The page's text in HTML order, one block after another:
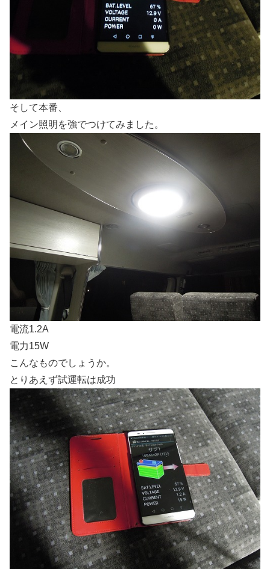
そして本番、
メイン照明を強でつけてみました。
電流1.2A
電力15W
こんなものでしょうか。
とりあえず試運転は成功